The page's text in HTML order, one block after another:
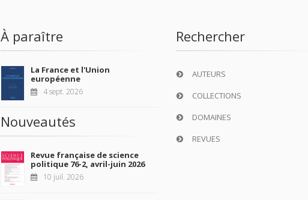
À paraître
La France et l'Union
européenne
4 sept. 2026
Nouveautés
Revue française de science
politique 76-2, avril-juin 2026
10 juil. 2026
Rechercher
AUTEURS
COLLECTIONS
DOMAINES
REVUES